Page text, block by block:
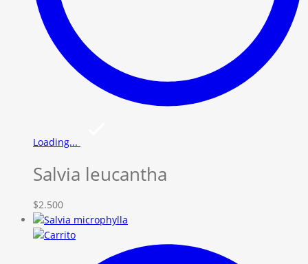
Loading...
Salvia leucantha
$2.500